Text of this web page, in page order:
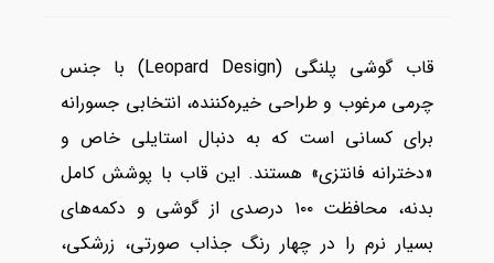
قاب گوشی پلنگی (Leopard Design) با جنس
چرمی مرغوب و طراحی خیره‌کننده، انتخابی جسورانه
برای کسانی است که به دنبال استایلی خاص و
«دخترانه فانتزی» هستند. این قاب با پوشش کامل
بدنه، محافظت ۱۰۰ درصدی از گوشی و دکمه‌های
بسیار نرم را در چهار رنگ جذاب صورتی، زرشکی،